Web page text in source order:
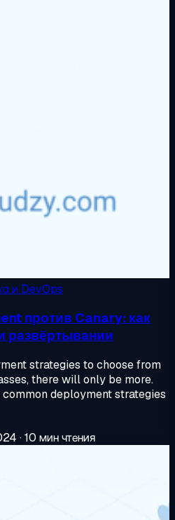
и DevOps
против Canary: как
развёртывании
strategies to choose from
there will only be more.
deployment strategies
·10 мин чтения